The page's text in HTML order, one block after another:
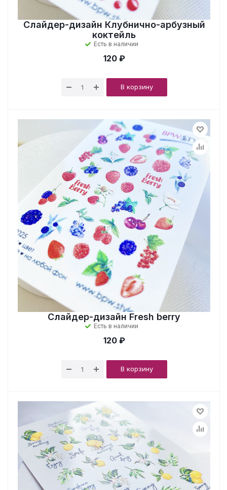
Слайдер-дизайн Клубнично-арбузный
коктейль
Есть в наличии
120 ₽
В корзину
Слайдер-дизайн Fresh berry
Есть в наличии
120 ₽
В корзину